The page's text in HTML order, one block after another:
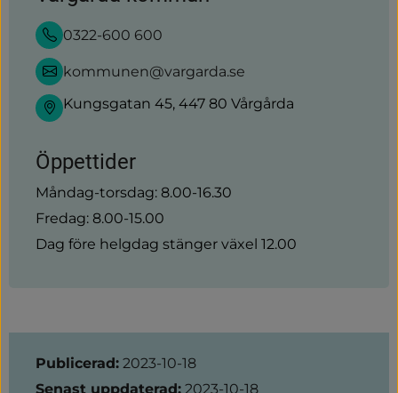
0322-600 600
kommunen@vargarda.se
Kungsgatan 45, 447 80 Vårgårda
Öppettider
Måndag-torsdag: 8.00-16.30
Fredag: 8.00-15.00
Dag före helgdag stänger växel 12.00
Sidinformation
Publicerad: 2023-10-18
Senast uppdaterad: 2023-10-18